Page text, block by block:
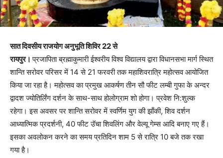
सात दिवसीय राजयोग अनुभूति शिविर 22 से
रायपुर।प्रजापिता ब्रह्माकुमारी ईश्वरीय विश्व विद्यालय द्वारा विधानसभा मार्ग स्थित
शान्ति सरोवर परिसर में 14 से 21 फरवरी तक महाशिवरात्रि महोत्सव आयोजित
किया जा रहा है। महोत्सव का प्रमुख आकर्षण तीन सौ फीट लम्बी गुफा के अन्दर
द्वादश ज्योतिर्लिंग दर्शन के साथ-साथ होलोग्राम शो होगा। प्रवेश नि:शुल्क
रहेगा। इस अवसर पर शान्ति सरोवर में स्वर्णिम युग की झाँकी, शिव दर्शन
आध्यात्मिक प्रदर्शनी, 40 फीट उॅचा शिवलिंग और वेल्यू गेम्स आदि बनाए गए हैं।
इसका अवलोकन करने का समय प्रतिदिन शाम 5 से रात्रि 10 बजे तक रखा
गया है।